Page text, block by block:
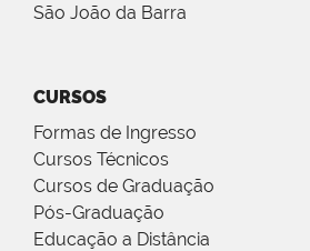
São João da Barra
CURSOS
Formas de Ingresso
Cursos Técnicos
Cursos de Graduação
Pós-Graduação
Educação a Distância